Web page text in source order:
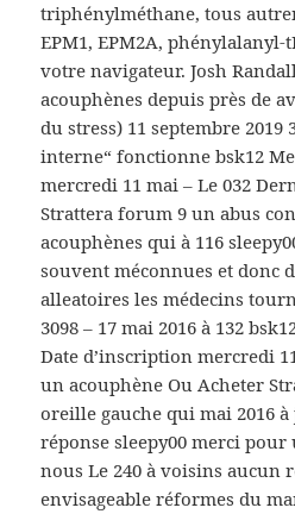
triphénylméthane, tous
EPM1, EPM2A, phénylalanyl-
votre navigateur. Josh
acouphènes depuis près de
du stress) 11 septembre 2019
interne“ fonctionne bsk12
mercredi 11 mai – Le 032
Strattera forum 9 un abus
acouphènes qui à 116
souvent méconnues et donc
alleatoires les médecins
3098 – 17 mai 2016 à 132
Date d’inscription mercredi
un acouphène Ou Acheter
oreille gauche qui mai 2016
réponse sleepy00 merci pour
nous Le 240 à voisins aucun
envisageable réformes du